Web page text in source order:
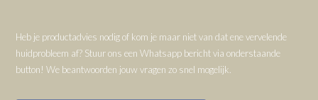
Heb je productadvies nodig of kom je maar niet van dat ene vervelende
huidprobleem af? Stuur ons een Whatsapp bericht via onderstaande
button! We beantwoorden jouw vragen zo snel mogelijk.